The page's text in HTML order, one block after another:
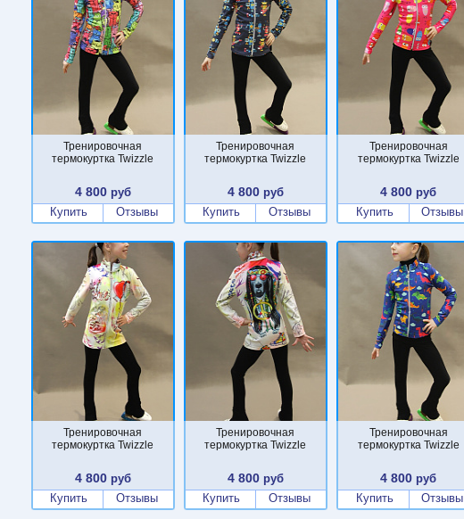
Тренировочная
термокуртка Twizzle
4 800руб
Купить
Отзывы
Тренировочная
термокуртка Twizzle
4 800руб
Купить
Отзывы
Тренировочная
термокуртка Twizzle
4 800 руб
Купить
Отзывы
Тренировочная
термокуртка Twizzle
4 800руб
Купить
Отзывы
Тренировочная
термокуртка Twizzle
4 800руб
Купить
Отзывы
Тренировочная
термокуртка Twizzle
4 800 руб
Купить
Отзывы